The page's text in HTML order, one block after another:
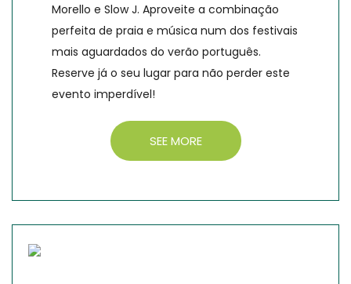
Morello e Slow J. Aproveite a combinação
perfeita de praia e música num dos festivais
mais aguardados do verão português.
Reserve já o seu lugar para não perder este
evento imperdível!
SEE MORE